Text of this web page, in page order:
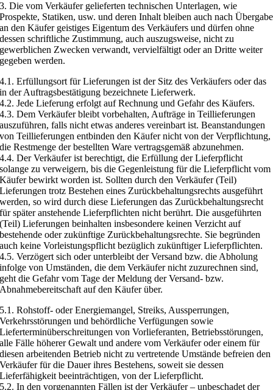
3. Die vom Verkäufer gelieferten technischen Unterlagen, wie
Prospekte, Statiken, usw. und deren Inhalt bleiben auch nach Übergabe
an den Käufer geistiges Eigentum des Verkäufers und dürfen ohne
dessen schriftliche Zustimmung, auch auszugsweise, nicht zu
gewerblichen Zwecken verwandt, vervielfältigt oder an Dritte weiter
gegeben werden.
4.1. Erfüllungsort für Lieferungen ist der Sitz des Verkäufers oder das
in der Auftragsbestätigung bezeichnete Lieferwerk.
4.2. Jede Lieferung erfolgt auf Rechnung und Gefahr des Käufers.
4.3. Dem Verkäufer bleibt vorbehalten, Aufträge in Teillieferungen
auszuführen, falls nicht etwas anderes vereinbart ist. Beanstandungen
von Teillieferungen entbinden den Käufer nicht von der Verpflichtung,
die Restmenge der bestellten Ware vertragsgemäß abzunehmen.
4.4. Der Verkäufer ist berechtigt, die Erfüllung der Lieferpflicht
solange zu verweigern, bis die Gegenleistung für die Lieferpflicht vom
Käufer bewirkt worden ist. Sollten durch den Verkäufer (Teil)
Lieferungen trotz Bestehen eines Zurückbehaltungsrechts ausgeführt
werden, so wird durch diese Lieferungen das Zurückbehaltungsrecht
für später anstehende Lieferpflichten nicht berührt. Die ausgeführten
(Teil) Lieferungen beinhalten insbesondere keinen Verzicht auf
bestehende oder zukünftige Zurückbehaltungsrechte. Sie begründen
auch keine Vorleistungspflicht bezüglich zukünftiger Lieferpflichten.
4.5. Verzögert sich oder unterbleibt der Versand bzw. die Abholung
infolge von Umständen, die dem Verkäufer nicht zuzurechnen sind,
geht die Gefahr vom Tage der Meldung der Versand- bzw.
Abnahmebereitschaft auf den Käufer über.
5.1. Rohstoff- oder Energiemangel, Streiks, Aussperrungen,
Verkehrsstörungen und behördliche Verfügungen sowie
Lieferterminüberschreitungen von Vorlieferanten, Betriebsstörungen,
alle Fälle höherer Gewalt und andere vom Verkäufer oder einem für
diesen arbeitenden Betrieb nicht zu vertretende Umstände befreien den
Verkäufer für die Dauer ihres Bestehens, soweit sie dessen
Lieferfähigkeit beeinträchtigen, von der Lieferpflicht.
5.2. In den vorgenannten Fällen ist der Verkäufer – unbeschadet der